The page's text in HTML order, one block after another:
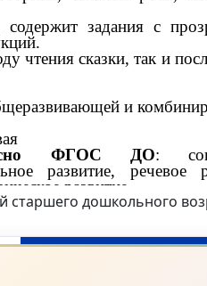
старшего дошкольного